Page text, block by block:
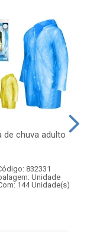
de chuva adulto
832331
Unidade
144 Unidade(s)